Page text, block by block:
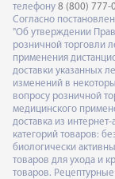
телефону 8 (800) 777-
Согласно
"Об утверждении
розничной торговли
применения
доставки указанных
изменений в
вопросу розничной
медицинского
доставка из
категорий товаров:
биологически
товаров для ухода и
товаров.